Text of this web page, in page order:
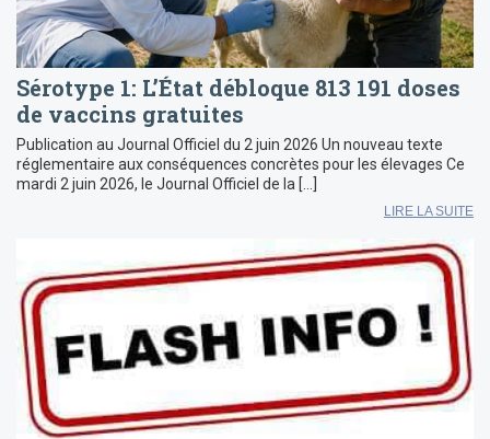
Sérotype 1: L’État débloque 813 191 doses
de vaccins gratuites
Publication au Journal Officiel du 2 juin 2026 Un nouveau texte
réglementaire aux conséquences concrètes pour les élevages Ce
mardi 2 juin 2026, le Journal Officiel de la […]
LIRE LA SUITE